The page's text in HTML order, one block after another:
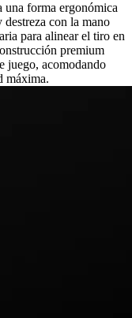
forma ergonómica
con la mano
para alinear el tiro en
premium
juego, acomodando
máxima.